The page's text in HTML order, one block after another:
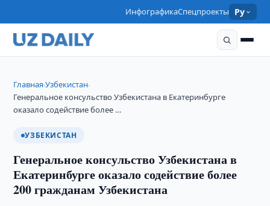
ИнфографикаСпецпроекты Ру
Главная›Узбекистан›
Генеральное консульство Узбекистана в Екатеринбурге
оказало содействие более …
УЗБЕКИСТАН
Генеральное консульство Узбекистана в
Екатеринбурге оказало содействие более
200 гражданам Узбекистана